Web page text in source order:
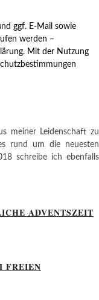
ggf. E-Mail sowie
werden –
Mit der Nutzung
meiner Leidenschaft zu
rund um die neuesten
schreibe ich ebenfalls
ADVENTSZEIT
FREIEN